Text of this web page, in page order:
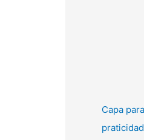
Capa